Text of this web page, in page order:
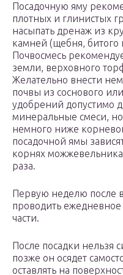
Посадочную яму
плотных и глинистых
насыпать дренаж из
камней (щебня,
Почвосмесь
земли, верховного
Желательно внести
почвы из соснового
удобрений допустимо
минеральные смеси, но
немного ниже
посадочной ямы
корнях
раза.
Первую неделю после
проводить
части.
После посадки нельзя
позже он осядет
оставлять на